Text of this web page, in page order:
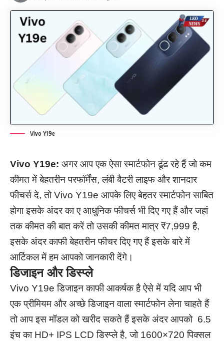
Vivo Y19e
Vivo Y19e: अगर आप एक ऐसा स्मार्टफोन ढूंढ रहे हैं जो कम
कीमत में बेहतरीन परफॉर्मेंस, लंबी बैटरी लाइफ और शानदार
फीचर्स दे, तो Vivo Y19e आपके लिए बेहतर स्मार्टफोन साबित
होगा इसके अंदर का ए आधुनिक फीचर्स भी दिए गए हैं और जहां
तक कीमत की बात करें तो उसकी कीमत मात्र ₹7,999 है,
इसके अंदर काफी बेहतरीन फीचर दिए गए हैं इसके बारे में
आर्टिकल में हम आपको जानकारी देंगे।
डिजाइन और डिस्प्ले
Vivo Y19e डिजाइन काफी आकर्षक है ऐसे में यदि आप भी
एक प्रीमियम और अच्छे डिजाइन वाला स्मार्टफोन लेना चाहते हैं
तो आप इस मॉडल को खरीद सकते हैं इसके अंदर आपको 6.5
इंच का HD+ IPS LCD डिस्प्ले है, जो 1600×720 पिक्सल